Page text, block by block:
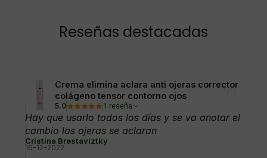
Reseñas destacadas
Crema elimina aclara anti ojeras corrector
colágeno tensor contorno ojos
5.0 1 reseña
Hay que usarlo todos los días y se va anotar el
cambio las ojeras se aclaran
Cristina Brestaviztky
16-12-2022